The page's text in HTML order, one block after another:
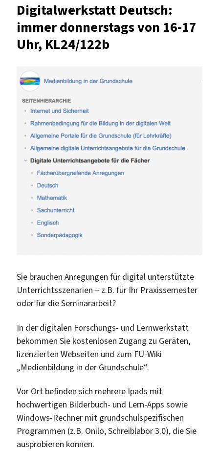
GRIPS
Theater
Digitalwerkstatt Deutsch:
immer donnerstags von 16-17
Uhr, KL24/122b
Sie brauchen Anregungen für digital unterstützte
Unterrichtsszenarien – z.B. für Ihr Praxissemester
oder für die Seminararbeit?
In der digitalen Forschungs- und Lernwerkstatt
bekommen Sie kostenlosen Zugang zu Geräten,
lizenzierten Webseiten und zum FU-Wiki
„Medienbildung in der Grundschule“.
Vor Ort befinden sich mehrere Ipads mit
hochwertigen Bilderbuch- und Lern-Apps sowie
Windows-Rechner mit grundschulspezifischen
Programmen (z.B. Onilo, Schreiblabor 3.0), die Sie
ausprobieren können.